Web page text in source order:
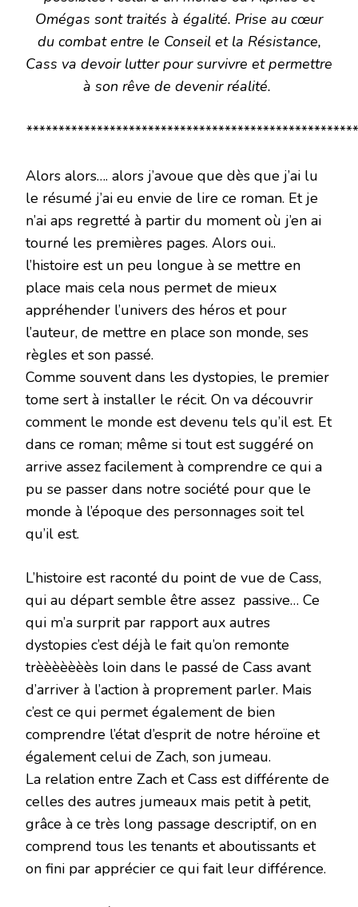
Omégas sont traités à égalité. Prise au cœur
du combat entre le Conseil et la Résistance,
Cass va devoir lutter pour survivre et permettre
à son rêve de devenir réalité.
Alors alors…. alors j’avoue que dès que j’ai lu
le résumé j’ai eu envie de lire ce roman. Et je
n’ai aps regretté à partir du moment où j’en ai
tourné les premières pages. Alors oui..
l’histoire est un peu longue à se mettre en
place mais cela nous permet de mieux
appréhender l’univers des héros et pour
l’auteur, de mettre en place son monde, ses
règles et son passé.
Comme souvent dans les dystopies, le premier
tome sert à installer le récit. On va découvrir
comment le monde est devenu tels qu’il est. Et
dans ce roman; même si tout est suggéré on
arrive assez facilement à comprendre ce qui a
pu se passer dans notre société pour que le
monde à l’époque des personnages soit tel
qu’il est.
L’histoire est raconté du point de vue de Cass,
qui au départ semble être assez passive… Ce
qui m’a surprit par rapport aux autres
dystopies c’est déjà le fait qu’on remonte
trèèèèèèès loin dans le passé de Cass avant
d’arriver à l’action à proprement parler. Mais
c’est ce qui permet également de bien
comprendre l’état d’esprit de notre héroïne et
également celui de Zach, son jumeau.
La relation entre Zach et Cass est différente de
celles des autres jumeaux mais petit à petit,
grâce à ce très long passage descriptif, on en
comprend tous les tenants et aboutissants et
on fini par apprécier ce qui fait leur différence.